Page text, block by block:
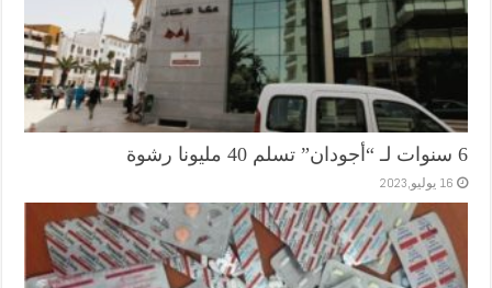
6 سنوات لـ “أجودان” تسلم 40 مليونا رشوة
16 يوليو,2023